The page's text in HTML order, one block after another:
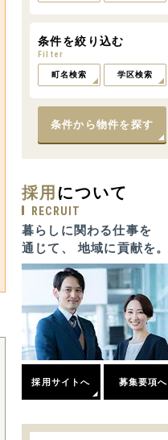
条件を絞り込む
Filter
町名検索 学区検索
条件から物件を探す
採用 について
RECRUIT
暮らしに関わる仕事を
通じて、 地域に貢献を。
採用サイトへ 募集要項へ